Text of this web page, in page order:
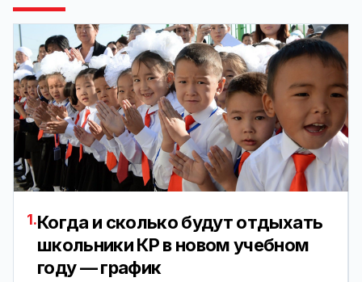
1.Когда и сколько будут отдыхать
школьники КР в новом учебном
году — график